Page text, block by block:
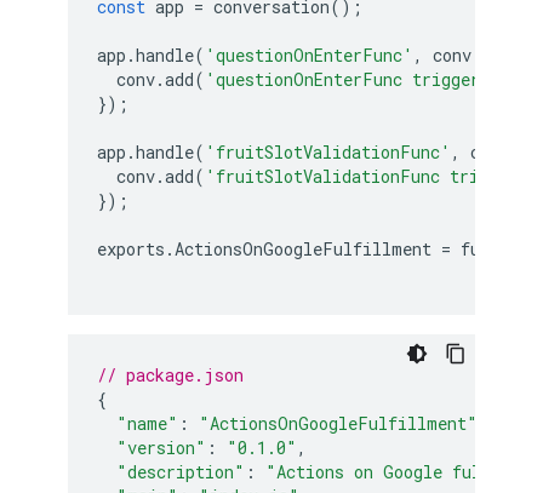
const app = conversation();
app .handle( 'questionOnEnterFunc' , conv
conv.add( 'questionOnEnterFunc triggered on
});
app .handle( 'fruitSlotValidationFunc' , conv
conv.add( 'fruitSlotValidationFunc triggered
});
exports . ActionsOnGoogleFulfillment =
// package.json
{
"name" : "ActionsOnGoogleFulfillment"
"version" : "0.1.0" ,
"description" :
"Actions on Google